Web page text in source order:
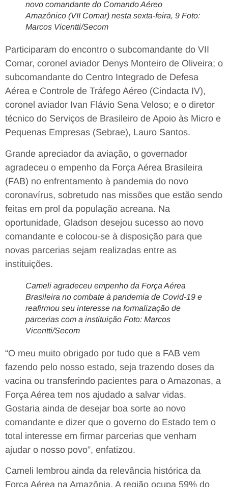
novo comandante do Comando Aéreo
Amazônico (VII Comar) nesta sexta-feira, 9 Foto:
Marcos Vicentti/Secom
Participaram do encontro o subcomandante do VII
Comar, coronel aviador Denys Monteiro de Oliveira; o
subcomandante do Centro Integrado de Defesa
Aérea e Controle de Tráfego Aéreo (Cindacta IV),
coronel aviador Ivan Flávio Sena Veloso; e o diretor
técnico do Serviços de Brasileiro de Apoio às Micro e
Pequenas Empresas (Sebrae), Lauro Santos.
Grande apreciador da aviação, o governador
agradeceu o empenho da Força Aérea Brasileira
(FAB) no enfrentamento à pandemia do novo
coronavírus, sobretudo nas missões que estão sendo
feitas em prol da população acreana. Na
oportunidade, Gladson desejou sucesso ao novo
comandante e colocou-se à disposição para que
novas parcerias sejam realizadas entre as
instituições.
Cameli agradeceu empenho da Força Aérea
Brasileira no combate à pandemia de Covid-19 e
reafirmou seu interesse na formalização de
parcerias com a instituição Foto: Marcos
Vicentti/Secom
“O meu muito obrigado por tudo que a FAB vem
fazendo pelo nosso estado, seja trazendo doses da
vacina ou transferindo pacientes para o Amazonas, a
Força Aérea tem nos ajudado a salvar vidas.
Gostaria ainda de desejar boa sorte ao novo
comandante e dizer que o governo do Estado tem o
total interesse em firmar parcerias que venham
ajudar o nosso povo”, enfatizou.
Cameli lembrou ainda da relevância histórica da
Força Aérea na Amazônia. A região ocupa 59% do